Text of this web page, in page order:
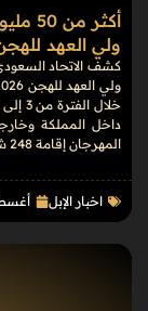
ولي العهد للهجن 2026
كشف الاتحاد
المهرجان إقامة 248 شوطًا على مدار 11 يومًا، […]
اخبار الإبل أغسطس